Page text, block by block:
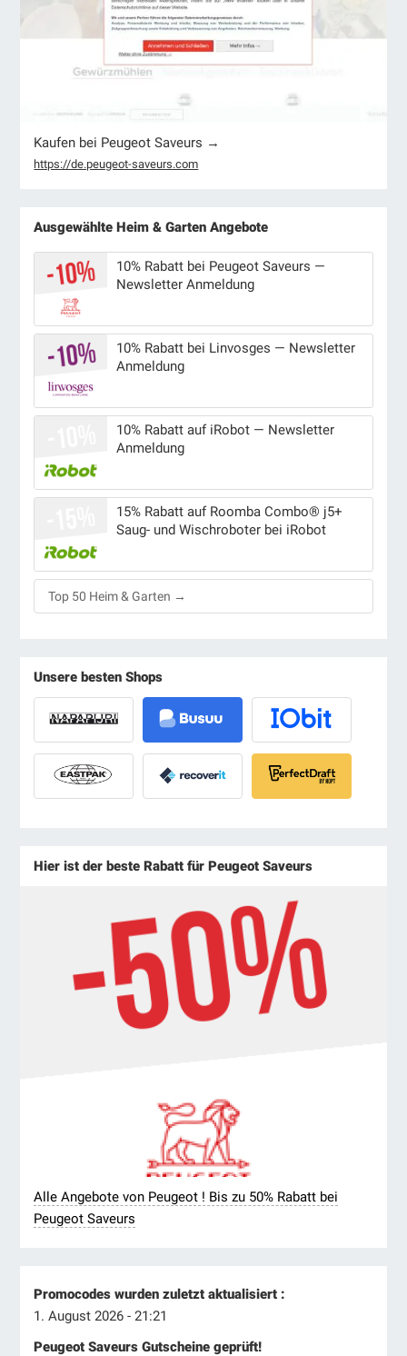
Kaufen bei Peugeot Saveurs →
https://de.peugeot-saveurs.com
Ausgewählte Heim & Garten Angebote
10% Rabatt bei Peugeot Saveurs —
Newsletter Anmeldung
10% Rabatt bei Linvosges — Newsletter
Anmeldung
10% Rabatt auf iRobot — Newsletter
Anmeldung
15% Rabatt auf Roomba Combo® j5+
Saug- und Wischroboter bei iRobot
Top 50 Heim & Garten →
Unsere besten Shops
Hier ist der beste Rabatt für Peugeot Saveurs
Alle Angebote von Peugeot ! Bis zu 50% Rabatt bei
Peugeot Saveurs
Promocodes wurden zuletzt aktualisiert :
1. August 2026 - 21:21
Peugeot Saveurs Gutscheine geprüft!